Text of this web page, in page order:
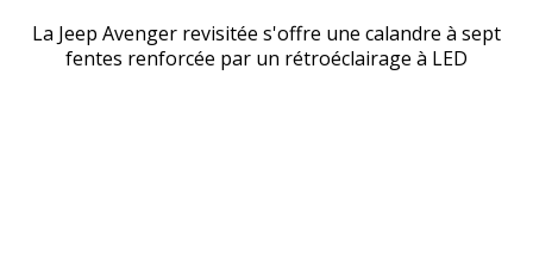
La Jeep Avenger revisitée s'offre une calandre à sept
fentes renforcée par un rétroéclairage à LED